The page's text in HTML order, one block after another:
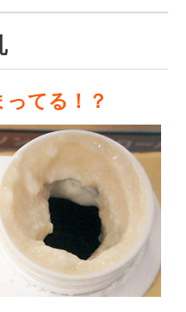
てる！？